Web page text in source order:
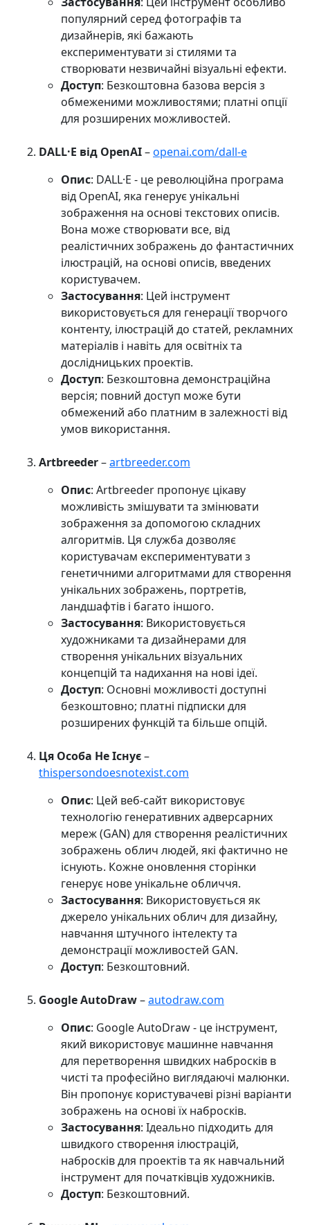
популярний серед фотографів та
дизайнерів, які бажають
експериментувати зі стилями та
створювати незвичайні візуальні ефекти.
Доступ: Безкоштовна базова версія з
обмеженими можливостями; платні опції
для розширених можливостей.
DALL·E від OpenAI–openai.com/dall-e
Опис: DALL·E - це революційна програма
від OpenAI, яка генерує унікальні
зображення на основі текстових описів.
Вона може створювати все, від
реалістичних зображень до фантастичних
ілюстрацій, на основі описів, введених
користувачем.
Застосування: Цей інструмент
використовується для генерації творчого
контенту, ілюстрацій до статей, рекламних
матеріалів і навіть для освітніх та
дослідницьких проектів.
Доступ: Безкоштовна демонстраційна
версія; повний доступ може бути
обмежений або платним в залежності від
умов використання.
Artbreeder–artbreeder.com
Опис: Artbreeder пропонує цікаву
можливість змішувати та змінювати
зображення за допомогою складних
алгоритмів. Ця служба дозволяє
користувачам експериментувати з
генетичними алгоритмами для створення
унікальних зображень, портретів,
ландшафтів і багато іншого.
Застосування: Використовується
художниками та дизайнерами для
створення унікальних візуальних
концепцій та надихання на нові ідеї.
Доступ: Основні можливості доступні
безкоштовно; платні підписки для
розширених функцій та більше опцій.
Ця Особа Не Існує–
thispersondoesnotexist.com
Опис: Цей веб-сайт використовує
технологію генеративних адверсарних
мереж (GAN) для створення реалістичних
зображень облич людей, які фактично не
існують. Кожне оновлення сторінки
генерує нове унікальне обличчя.
Застосування: Використовується як
джерело унікальних облич для дизайну,
навчання штучного інтелекту та
демонстрації можливостей GAN.
Доступ: Безкоштовний.
Google AutoDraw–autodraw.com
Опис: Google AutoDraw - це інструмент,
який використовує машинне навчання
для перетворення швидких набросків в
чисті та професійно виглядаючі малюнки.
Він пропонує користувачеві різні варіанти
зображень на основі їх набросків.
Застосування: Ідеально підходить для
швидкого створення ілюстрацій,
набросків для проектів та як навчальний
інструмент для початківців художників.
Доступ: Безкоштовний.